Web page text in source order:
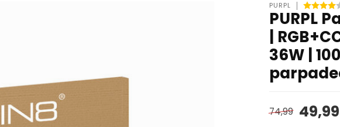
PURPL
PURPL
|
36W |
74,99 49,99